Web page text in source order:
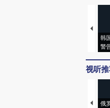
韩
警
视听
俄